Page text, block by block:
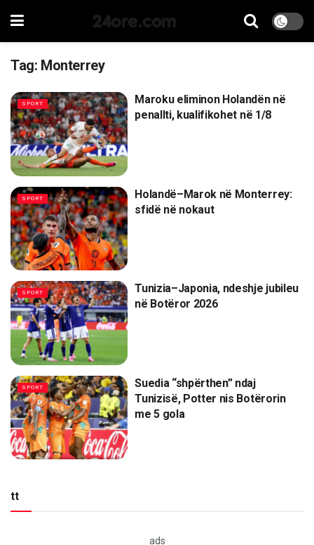
24ore.com
Tag: Monterrey
SPORT
Maroku eliminon Holandën në
penallti, kualifikohet në 1/8
SPORT
Holandë–Marok në Monterrey:
sfidë në nokaut
SPORT
Tunizia–Japonia, ndeshje jubileu
në Botëror 2026
SPORT
Suedia “shpërthen” ndaj
Tunizisë, Potter nis Botërorin
me 5 gola
tt
ads